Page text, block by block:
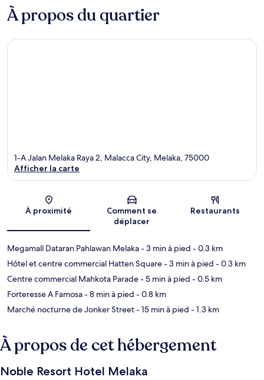
À propos du quartier
Carte
1-A Jalan Melaka Raya 2, Malacca City, Melaka, 75000
Afficher la carte
À proximité
Comment se
déplacer
Restaurants
Megamall Dataran Pahlawan Melaka- 3 min à pied - 0.3 km
Hôtel et centre commercial Hatten Square- 3 min à pied - 0.3 km
Centre commercial Mahkota Parade- 5 min à pied - 0.5 km
Forteresse A Famosa- 8 min à pied - 0.8 km
Marché nocturne de Jonker Street- 15 min à pied - 1.3 km
À propos de cet hébergement
Noble Resort Hotel Melaka